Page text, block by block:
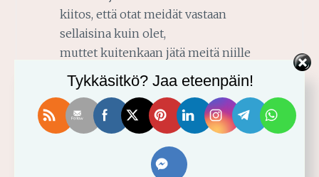
kiitos, että otat meidät vastaan
sellaisina kuin olet,
muttet kuitenkaan jätä meitä niille
sijoilemme.
Opeta meitä, miten pysyä sinussa,
miten ylläpitää yhteyttämme
Kristukseen.
Tarvitsemme sinua elääkseemme
täysillä ja kukoistaen.
Tykkäsitkö? Jaa eteenpäin!